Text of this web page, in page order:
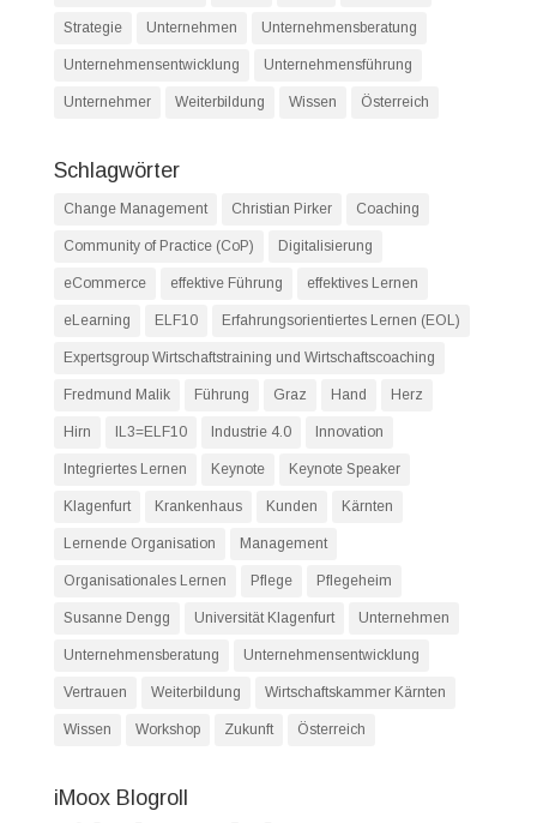
Strategie Unternehmen Unternehmensberatung
Unternehmensentwicklung Unternehmensführung
Unternehmer Weiterbildung Wissen Österreich
Schlagwörter
Change Management Christian Pirker Coaching
Community of Practice (CoP) Digitalisierung
eCommerce effektive Führung effektives Lernen
eLearning ELF10 Erfahrungsorientiertes Lernen (EOL)
Expertsgroup Wirtschaftstraining und Wirtschaftscoaching
Fredmund Malik Führung Graz Hand Herz
Hirn IL3=ELF10 Industrie 4.0 Innovation
Integriertes Lernen Keynote Keynote Speaker
Klagenfurt Krankenhaus Kunden Kärnten
Lernende Organisation Management
Organisationales Lernen Pflege Pflegeheim
Susanne Dengg Universität Klagenfurt Unternehmen
Unternehmensberatung Unternehmensentwicklung
Vertrauen Weiterbildung Wirtschaftskammer Kärnten
Wissen Workshop Zukunft Österreich
iMoox Blogroll